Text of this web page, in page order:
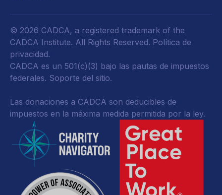
© 2026 CADCA, a registered trademark of the
CADCA Institute. All Rights Reserved. Política de
privacidad.
CADCA es un 501(c)(3) bajo las pautas de impuestos
federales. Soporte del sitio.
Las donaciones a CADCA son deducibles de
impuestos en la máxima medida permitida por la ley.